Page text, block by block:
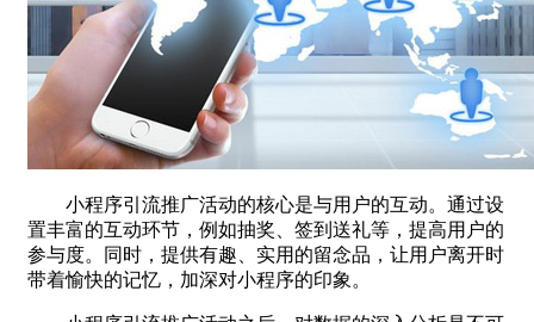
小程序引流推广活动的核心是与用户的互动。通过设
置丰富的互动环节，例如抽奖、签到送礼等，提高用户的
参与度。同时，提供有趣、实用的留念品，让用户离开时
带着愉快的记忆，加深对小程序的印象。